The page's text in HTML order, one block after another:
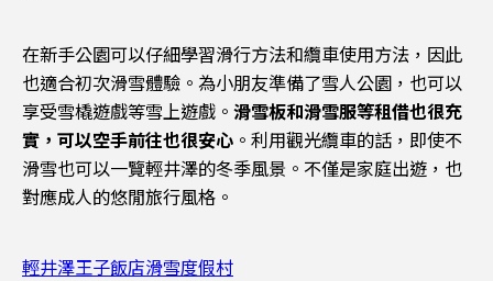
在新手公園可以仔細學習滑行方法和纜車使用方法，因此
也適合初次滑雪體驗。為小朋友準備了雪人公園，也可以
享受雪橇遊戲等雪上遊戲。 滑雪板和滑雪服等租借也很充
實，可以空手前往也很安心 。利用觀光纜車的話，即使不
滑雪也可以一覽輕井澤的冬季風景。不僅是家庭出遊，也
對應成人的悠閒旅行風格。
輕井澤王子飯店滑雪度假村